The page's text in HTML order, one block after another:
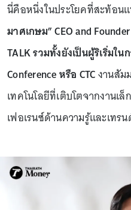
นี่คือหนึ่งในประโยคที่สะท้อน
มาศเกษม” CEO and
TALK รวมทั้งยังเป็นผู้ริเริ่มใ
Conference หรือ CTCงานสัม
เทคโนโลยีที่เติบโตจากงานเ
เฟอเรนซ์ด้านความรู้และเท